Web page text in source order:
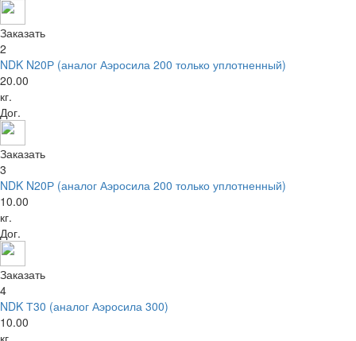
Заказать
2
NDK N20Р (аналог Аэросила 200 только уплотненный)
20.00
кг.
Дог.
Заказать
3
NDK N20Р (аналог Аэросила 200 только уплотненный)
10.00
кг.
Дог.
Заказать
4
NDK Т30 (аналог Аэросила 300)
10.00
кг.